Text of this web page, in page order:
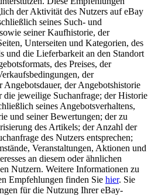
der Aktivität des Nutzers auf eBay
seines Such- und
seiner Kaufhistorie, der
Unterseiten und Kategorien, des
und die Lieferbarkeit an den Standort
des Preises, der
der
Angebotsdauer, der Angebotshistorie
die jeweilige Suchanfrage; der Historie
seines Angebotsverhaltens,
und seiner Bewertungen; der zu
des Artikels; der Anzahl der
des Nutzers entsprechen;
Veranstaltungen, Aktionen und
an diesem oder ähnlichen
Nutzern. Weitere Informationen zu
Empfehlungen finden Sie hier. Sie
für die Nutzung Ihrer eBay-